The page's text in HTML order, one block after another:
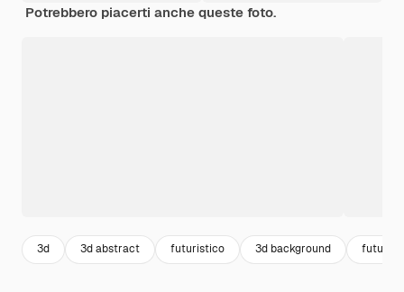
Potrebbero piacerti anche queste foto.
3d 3d abstract futuristico 3d background